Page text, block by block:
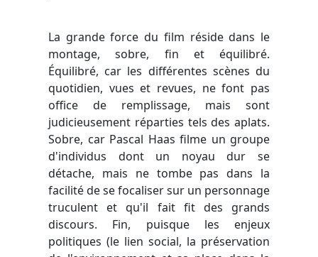
La grande force du film réside dans le
montage, sobre, fin et équilibré.
Équilibré, car les différentes scènes du
quotidien, vues et revues, ne font pas
office de remplissage, mais sont
judicieusement réparties tels des aplats.
Sobre, car Pascal Haas filme un groupe
d'individus dont un noyau dur se
détache, mais ne tombe pas dans la
facilité de se focaliser sur un personnage
truculent et qu'il fait fit des grands
discours. Fin, puisque les enjeux
politiques (le lien social, la préservation